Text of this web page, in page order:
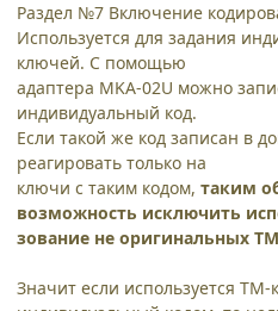
Раздел №7 Включение
Используется для задания
ключей. С помощью
адаптера МKA-02U можно
индивидуальный код.
Если такой же код записан в
реагировать только на
ключи с таким кодом, таким
возможность исключить
зование не оригинальных
Значит если используется